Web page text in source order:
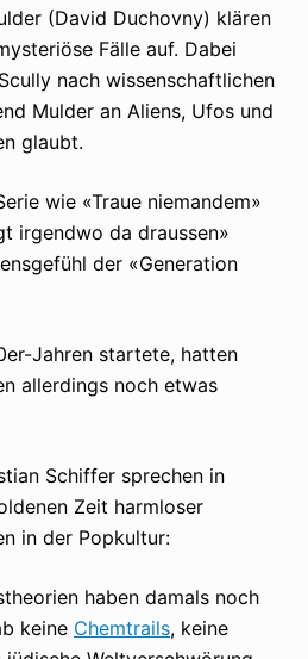
(David Duchovny) klären
Fälle auf. Dabei
nach wissenschaftlichen
Mulder an Aliens, Ufos und
glaubt.
wie «Traue niemandem»
irgendwo da draussen»
der «Generation
Jahren startete, hatten
allerdings noch etwas
Schiffer sprechen in
Zeit harmloser
in der Popkultur:
haben damals noch
keine Chemtrails, keine